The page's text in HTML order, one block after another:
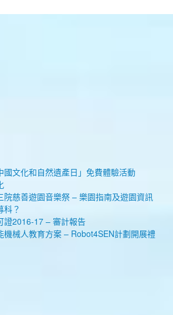
國文化和自然遺產日」免費體驗活動
院慈善遊園音樂祭 – 樂園指南及遊園資訊
科？
證2016-17 – 審計報告
機械人教育方案 – Robot4SEN計劃開展禮